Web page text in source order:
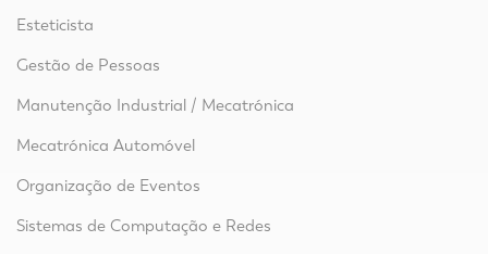
Esteticista
Gestão de Pessoas
Manutenção Industrial / Mecatrónica
Mecatrónica Automóvel
Organização de Eventos
Sistemas de Computação e Redes